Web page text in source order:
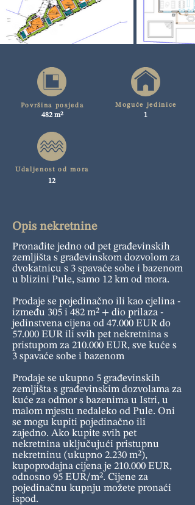
Površina posjeda
Udaljenost od mora
Moguće jedinice
1
482 m²
12
Opis nekretnine
Pronađite jedno od pet građevinskih
zemljišta s građevinskom dozvolom za
dvokatnicu s 3 spavaće sobe i bazenom
u blizini Pule, samo 12 km od mora.
Prodaje se pojedinačno ili kao cjelina -
između 305 i 482 m² + dio prilaza -
jedinstvena cijena od 47.000 EUR do
57.000 EUR ili svih pet nekretnina s
pristupom za 210.000 EUR, sve kuće s
3 spavaće sobe i bazenom
Prodaje se ukupno 5 građevinskih
zemljišta s građevinskim dozvolama za
kuće za odmor s bazenima u Istri, u
malom mjestu nedaleko od Pule. Oni
se mogu kupiti pojedinačno ili
zajedno. Ako kupite svih pet
nekretnina uključujući pristupnu
nekretninu (ukupno 2.230 m²),
kupoprodajna cijena je 210.000 EUR,
odnosno 95 EUR/m². Cijene za
pojedinačnu kupnju možete pronaći
ispod.